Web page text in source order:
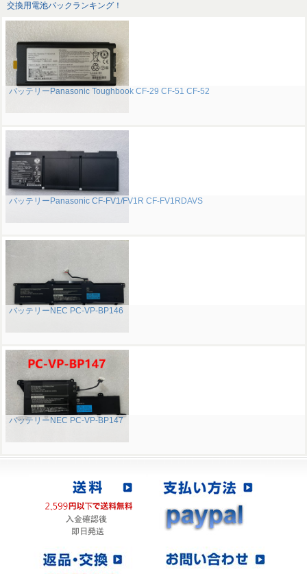
交換用電池パックランキング！
バッテリーPanasonic Toughbook CF-29 CF-51 CF-52
バッテリーPanasonic CF-FV1/FV1R CF-FV1RDAVS
バッテリーNEC PC-VP-BP146
バッテリーNEC PC-VP-BP147